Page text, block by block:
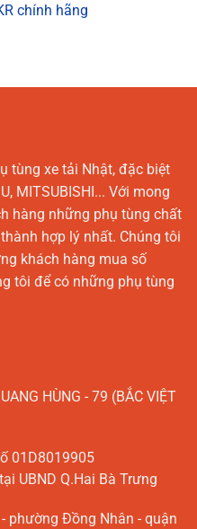
chính hãng
tùng xe tải Nhật, đặc biệt
MITSUBISHI... Với mong
hàng những phụ tùng chất
hợp lý nhất. Chúng tôi
khách hàng mua số
tôi để có những phụ tùng
HÙNG - 79 (BẮC VIỆT
01D8019905
UBND Q.Hai Bà Trưng
phường Đồng Nhân - quận